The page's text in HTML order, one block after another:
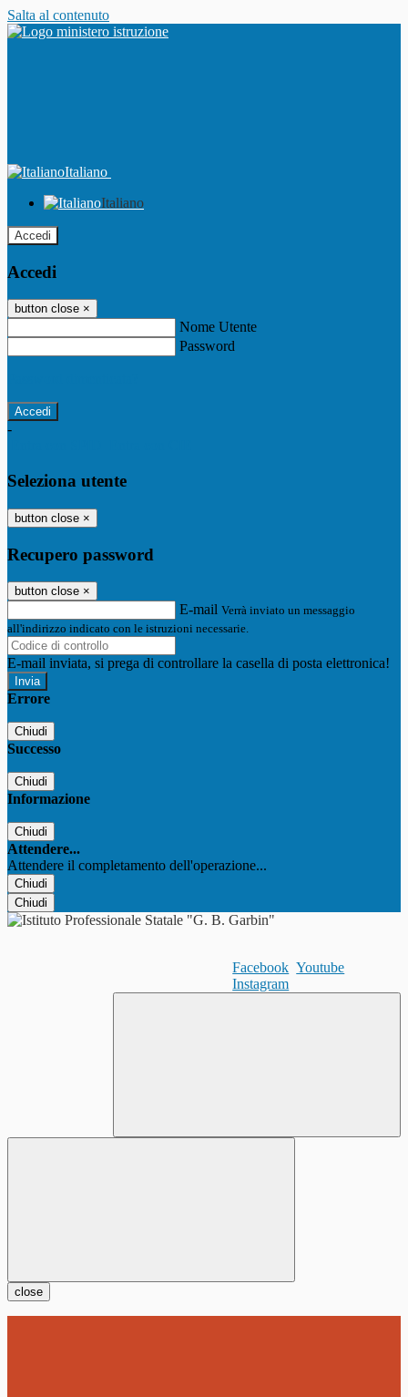
Salta al contenuto
Italiano
Italiano
Accedi
Accedi
button close ×
Nome Utente
Password
-
Seleziona utente
button close ×
Recupero password
button close ×
E-mail Verrà inviato un messaggio
all'indirizzo indicato con le istruzioni necessarie.
E-mail inviata, si prega di controllare la casella di posta elettronica!
Errore
Chiudi
Successo
Chiudi
Informazione
Chiudi
Attendere...
Attendere il completamento dell'operazione...
Chiudi
Chiudi
Facebook Youtube
Instagram
close